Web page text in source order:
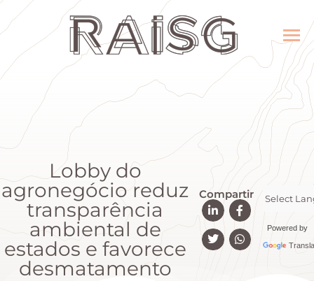
Lobby do
agronegócio reduz
transparência
ambiental de
estados e favorece
desmatamento
Compartir
Powered by